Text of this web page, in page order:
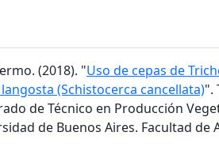
(2018). "Uso de cepas de
(Schistocerca cancellata)".
de Técnico en Producción
de Buenos Aires. Facultad de